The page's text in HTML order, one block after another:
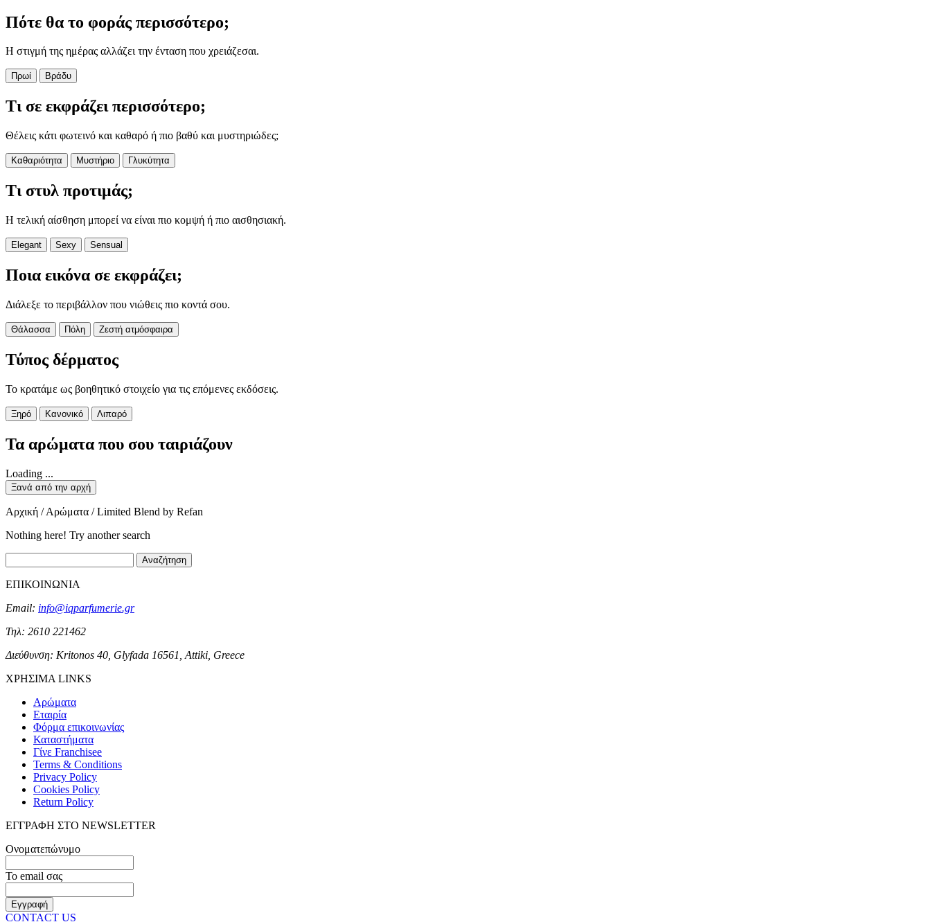
Πότε θα το φοράς περισσότερο;
Η στιγμή της ημέρας αλλάζει την ένταση που χρειάζεσαι.
Πρωί Βράδυ
Τι σε εκφράζει περισσότερο;
Θέλεις κάτι φωτεινό και καθαρό ή πιο βαθύ και μυστηριώδες;
Καθαριότητα Μυστήριο Γλυκύτητα
Τι στυλ προτιμάς;
Η τελική αίσθηση μπορεί να είναι πιο κομψή ή πιο αισθησιακή.
Elegant Sexy Sensual
Ποια εικόνα σε εκφράζει;
Διάλεξε το περιβάλλον που νιώθεις πιο κοντά σου.
Θάλασσα Πόλη Ζεστή ατμόσφαιρα
Τύπος δέρματος
Το κρατάμε ως βοηθητικό στοιχείο για τις επόμενες εκδόσεις.
Ξηρό Κανονικό Λιπαρό
Τα αρώματα που σου ταιριάζουν
Loading ...
Ξανά από την αρχή
Αρχική / Αρώματα / Limited Blend by Refan
Nothing here! Try another search
Αναζήτηση
ΕΠΙΚΟΙΝΩΝΙΑ
Email: info@iqparfumerie.gr
Τηλ: 2610 221462
Διεύθυνση: Kritonos 40, Glyfada 16561, Attiki, Greece
ΧΡΗΣΙΜΑ LINKS
Αρώματα
Εταιρία
Φόρμα επικοινωνίας
Καταστήματα
Γίνε Franchisee
Terms & Conditions
Privacy Policy
Cookies Policy
Return Policy
ΕΓΓΡΑΦΗ ΣΤΟ NEWSLETTER
Ονοματεπώνυμο
Το email σας
CONTACT US